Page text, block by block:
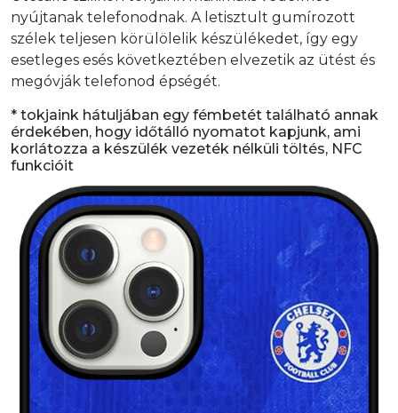
nyújtanak telefonodnak. A letisztult gumírozott
szélek teljesen körülölelik készülékedet, így egy
esetleges esés következtében elvezetik az ütést és
megóvják telefonod épségét.
* tokjaink hátuljában egy fémbetét található annak
érdekében, hogy időtálló nyomatot kapjunk, ami
korlátozza a készülék vezeték nélküli töltés, NFC
funkcióit